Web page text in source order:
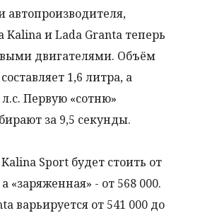
Kalina и Lada Granta теперь
двигателями. Объём
1,6 литра, а
Первую «сотню»
за 9,5 секунды.
Sport будет стоить от
«заряженная» - от 568 000.
варьируется от 541 000 до